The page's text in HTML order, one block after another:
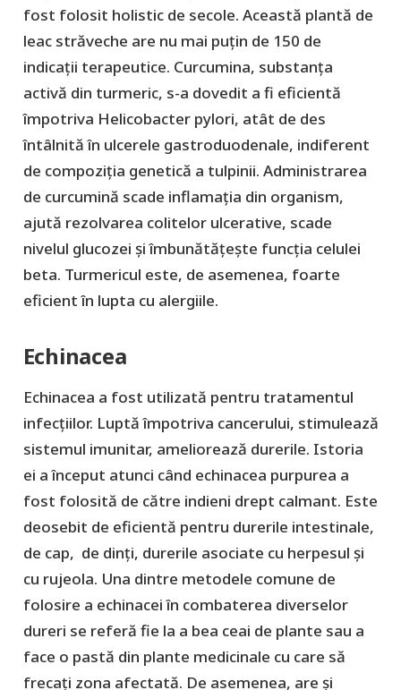
fost folosit holistic de secole. Această plantă de
leac străveche are nu mai puțin de 150 de
indicații terapeutice. Curcumina, substanța
activă din turmeric, s-a dovedit a fi eficientă
împotriva Helicobacter pylori, atât de des
întâlnită în ulcerele gastroduodenale, indiferent
de compoziția genetică a tulpinii. Administrarea
de curcumină scade inflamația din organism,
ajută rezolvarea colitelor ulcerative, scade
nivelul glucozei și îmbunătățește funcția celulei
beta. Turmericul este, de asemenea, foarte
eficient în lupta cu alergiile.
Echinacea
Echinacea a fost utilizată pentru tratamentul
infecțiilor. Luptă împotriva cancerului, stimulează
sistemul imunitar, ameliorează durerile. Istoria
ei a început atunci când echinacea purpurea a
fost folosită de către indieni drept calmant. Este
deosebit de eficientă pentru durerile intestinale,
de cap, de dinți, durerile asociate cu herpesul și
cu rujeola. Una dintre metodele comune de
folosire a echinacei în combaterea diverselor
dureri se referă fie la a bea ceai de plante sau a
face o pastă din plante medicinale cu care să
frecați zona afectată. De asemenea, are și